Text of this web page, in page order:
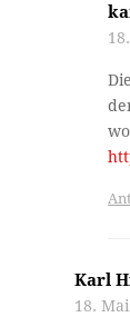
Karl
18.